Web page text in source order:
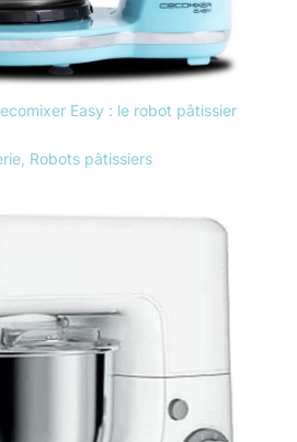
Easy : le robot pâtissier
Robots pâtissiers